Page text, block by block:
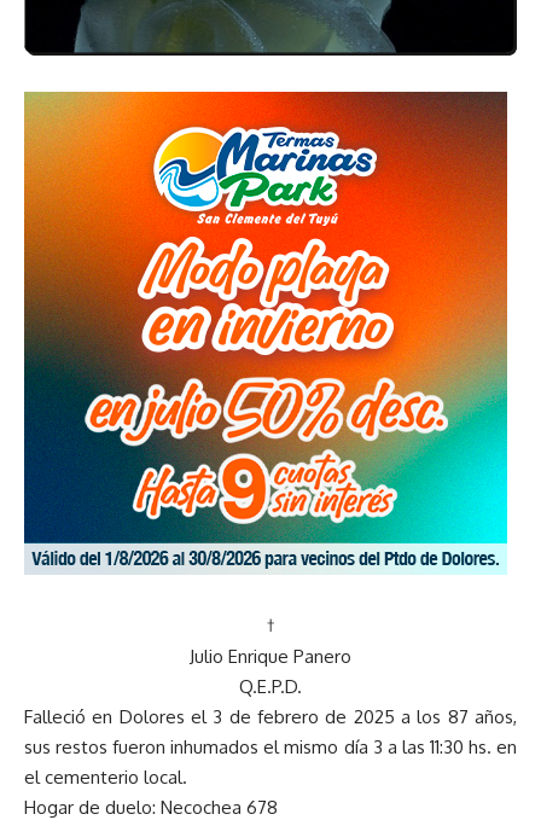
†
Julio Enrique Panero
Q.E.P.D.
Falleció en Dolores el 3 de febrero de 2025 a los 87 años,
sus restos fueron inhumados el mismo día 3 a las 11:30 hs. en
el cementerio local.
Hogar de duelo: Necochea 678